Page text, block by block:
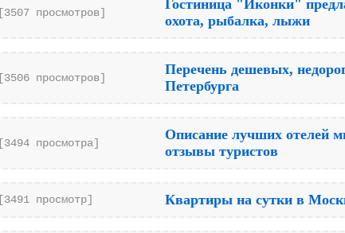
[3507 просмотров]
Гостиница "Иконки"
охота, рыбалка, лыжи
[3506 просмотров]
Перечень дешевых,
Петербурга
[3494 просмотра]
Описание лучших отелей
отзывы туристов
[3491 просмотр] Квартиры на сутки в